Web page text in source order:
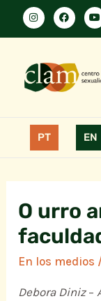
PT EN
O urro
En los medios
Debora Diniz–